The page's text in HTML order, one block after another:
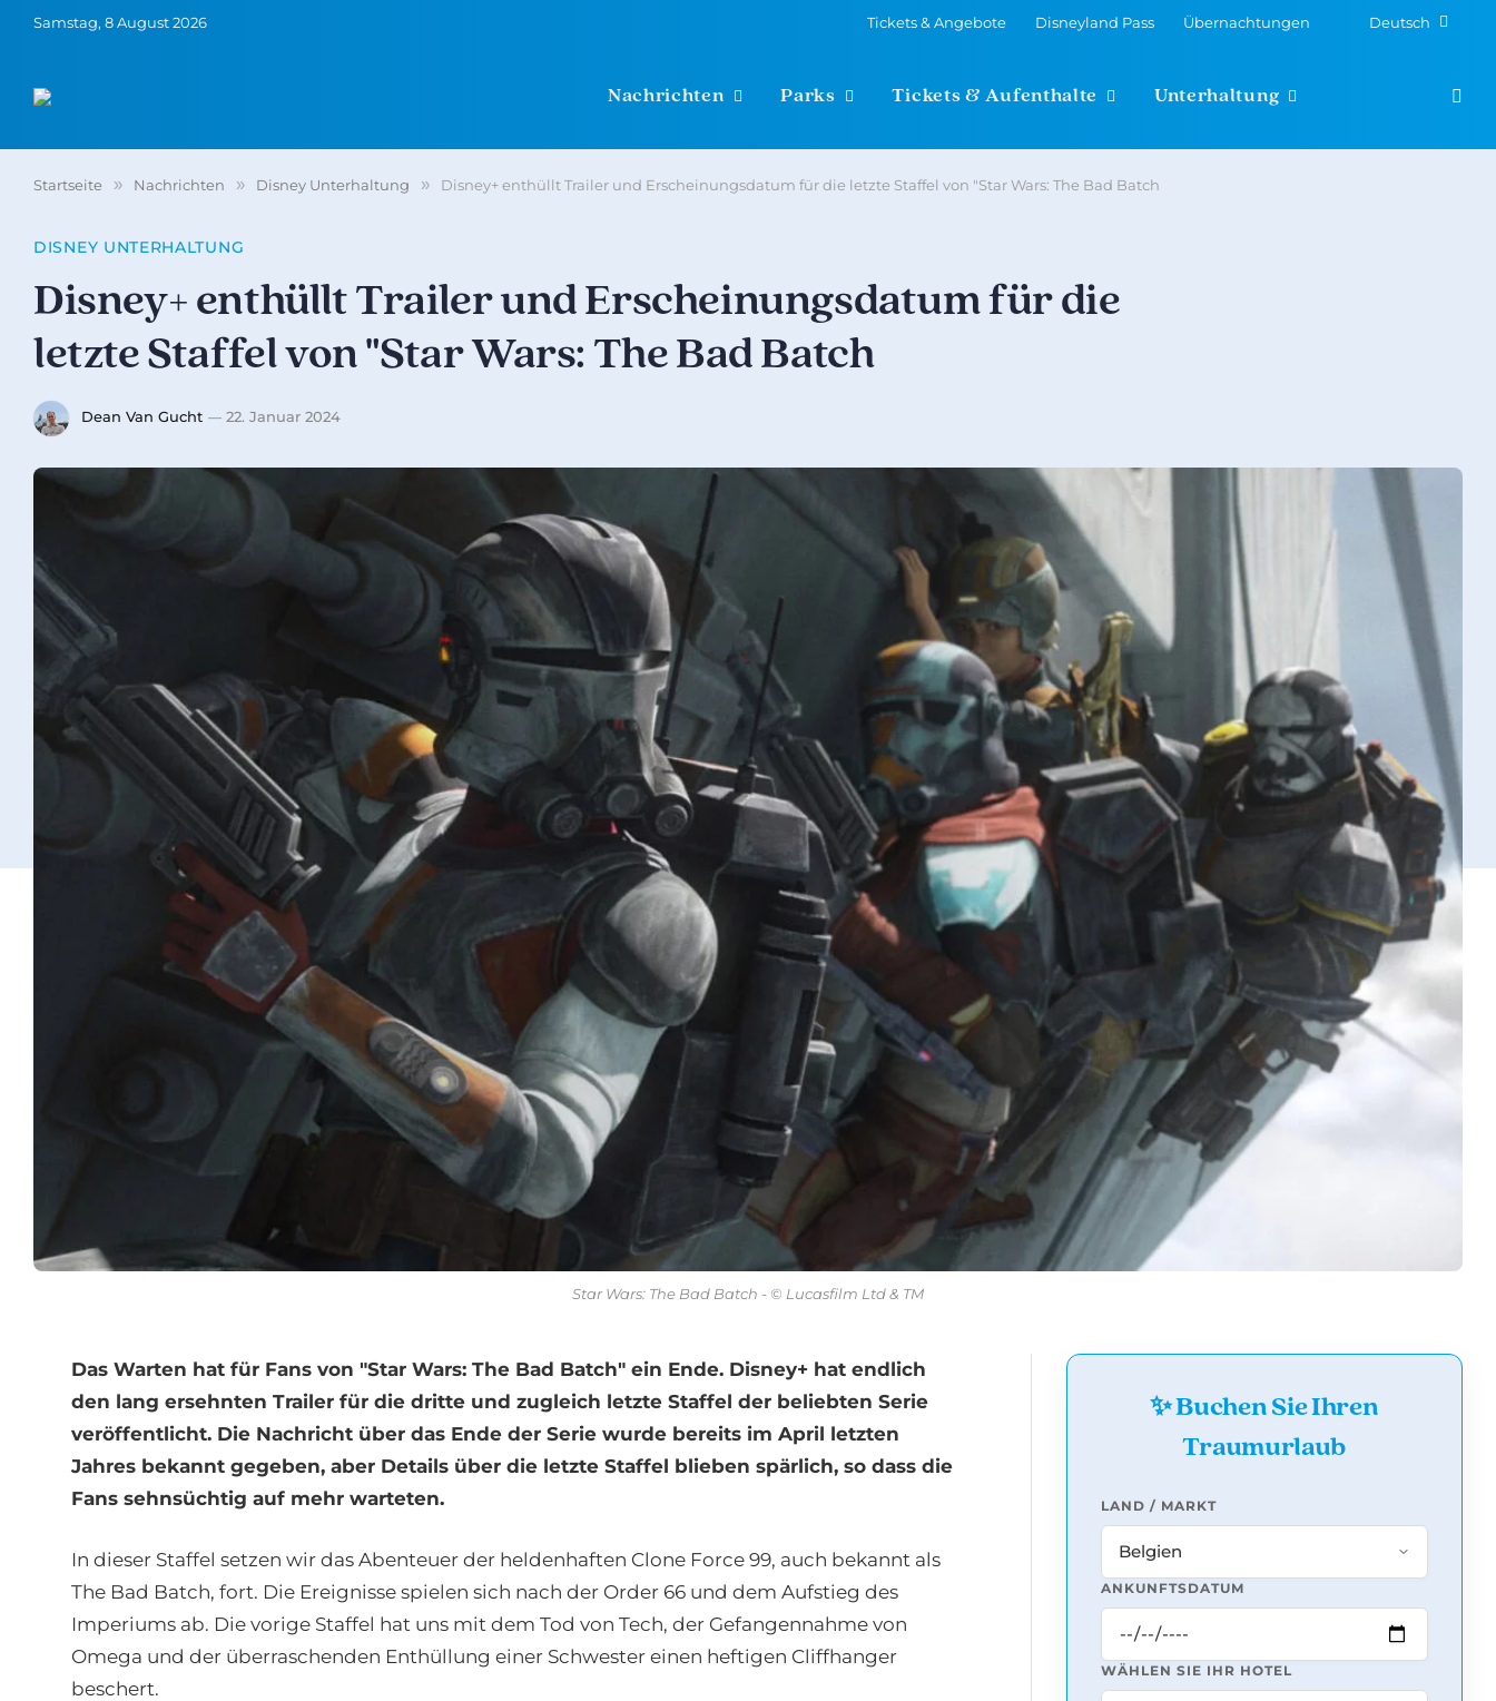
Samstag, 8 August 2026 Tickets & Angebote Disneyland Pass Übernachtungen Deutsch
Nachrichten Parks Tickets & Aufenthalte Unterhaltung
Startseite » Nachrichten » Disney Unterhaltung » Disney+ enthüllt Trailer und Erscheinungsdatum für die letzte Staffel von "Star Wars: The Bad Batch
DISNEY UNTERHALTUNG
Disney+ enthüllt Trailer und Erscheinungsdatum für die
letzte Staffel von "Star Wars: The Bad Batch
Dean Van Gucht 22. Januar 2024
Star Wars: The Bad Batch - © Lucasfilm Ltd & TM
Das Warten hat für Fans von "Star Wars: The Bad Batch" ein Ende. Disney+ hat endlich
den lang ersehnten Trailer für die dritte und zugleich letzte Staffel der beliebten Serie
veröffentlicht. Die Nachricht über das Ende der Serie wurde bereits im April letzten
Jahres bekannt gegeben, aber Details über die letzte Staffel blieben spärlich, so dass die
Fans sehnsüchtig auf mehr warteten.
In dieser Staffel setzen wir das Abenteuer der heldenhaften Clone Force 99, auch bekannt als
The Bad Batch, fort. Die Ereignisse spielen sich nach der Order 66 und dem Aufstieg des
Imperiums ab. Die vorige Staffel hat uns mit dem Tod von Tech, der Gefangennahme von
Omega und der überraschenden Enthüllung einer Schwester einen heftigen Cliffhanger
beschert.
✨ Buchen Sie Ihren
Traumurlaub
LAND / MARKT
ANKUNFTSDATUM
WÄHLEN SIE IHR HOTEL